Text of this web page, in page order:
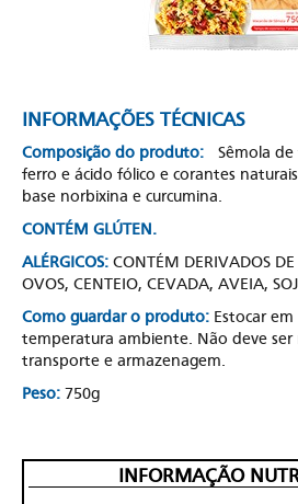
INFORMAÇÕES TÉCNICAS
Composição do produto:
Sêmola
ferro e ácido fólico e corantes
base norbixina e curcumina.
CONTÉM GLÚTEN.
ALÉRGICOS: CONTÉM DERIVADOS
OVOS, CENTEIO, CEVADA, AVEIA,
Como guardar o produto: Estocar em
temperatura ambiente. Não deve
transporte e armazenagem.
Peso: 750g
INFORMAÇÃO